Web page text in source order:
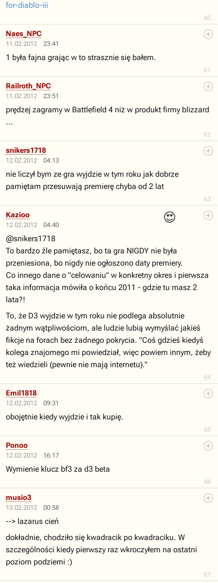
60
for-diablo-iii
11.02.2012 23:41
61
Naes_NPC
1 była fajna grając w to strasznie się bałem.
11.02.2012 23:51
62
Railroth_NPC
prędzej zagramy w Battlefield 4 niż w produkt firmy blizzard
...
12.02.2012 04:13
63
snikers1718
nie liczył bym ze gra wyjdzie w tym roku jak dobrze
pamiętam przesuwają premierę chyba od 2 lat
12.02.2012 04:40
😍
64
Kazioo
@snikers1718
To bardzo źle pamiętasz, bo ta gra NIGDY nie była
przeniesiona, bo nigdy nie ogłoszono daty premiery.
Co innego dane o "celowaniu" w konkretny okres i pierwsza
taka informacja mówiła o końcu 2011 - gdzie tu masz 2
lata?!
To, że D3 wyjdzie w tym roku nie podlega absolutnie
żadnym wątpliwościom, ale ludzie lubią wymyślać jakieś
fikcje na forach bez żadnego pokrycia. "Coś gdzieś kiedyś
kolega znajomego mi powiedział, więc powiem innym, żeby
też wiedzieli (pewnie nie mają internetu)."
12.02.2012 09:31
65
Emil1818
obojętnie kiedy wyjdzie i tak kupię.
12.02.2012 16:17
66
Ponoo
Wymienie klucz bf3 za d3 beta
13.02.2012 00:58
67
musio3
--> lazarus cień
dokładnie, chodziło się kwadracik po kwadraciku. W
szczególności kiedy pierwszy raz wkroczyłem na ostatni
poziom podziemi :)